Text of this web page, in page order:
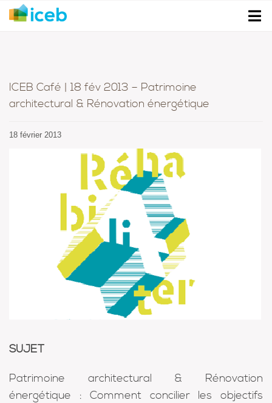
ICEB Café | 18 fév 2013 – Patrimoine
architectural & Rénovation énergétique
18 février 2013
SUJET
Patrimoine architectural & Rénovation
énergétique :
Comment concilier les objectifs